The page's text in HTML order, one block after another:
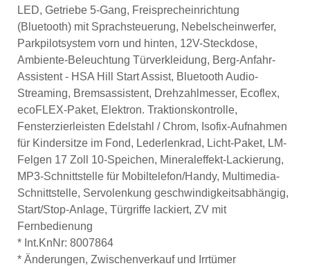
LED, Getriebe 5-Gang, Freisprecheinrichtung
(Bluetooth) mit Sprachsteuerung, Nebelscheinwerfer,
Parkpilotsystem vorn und hinten, 12V-Steckdose,
Ambiente-Beleuchtung Türverkleidung, Berg-Anfahr-
Assistent - HSA Hill Start Assist, Bluetooth Audio-
Streaming, Bremsassistent, Drehzahlmesser, Ecoflex,
ecoFLEX-Paket, Elektron. Traktionskontrolle,
Fensterzierleisten Edelstahl / Chrom, Isofix-Aufnahmen
für Kindersitze im Fond, Lederlenkrad, Licht-Paket, LM-
Felgen 17 Zoll 10-Speichen, Mineraleffekt-Lackierung,
MP3-Schnittstelle für Mobiltelefon/Handy, Multimedia-
Schnittstelle, Servolenkung geschwindigkeitsabhängig,
Start/Stop-Anlage, Türgriffe lackiert, ZV mit
Fernbedienung
* Int.KnNr: 8007864
* Änderungen, Zwischenverkauf und Irrtümer